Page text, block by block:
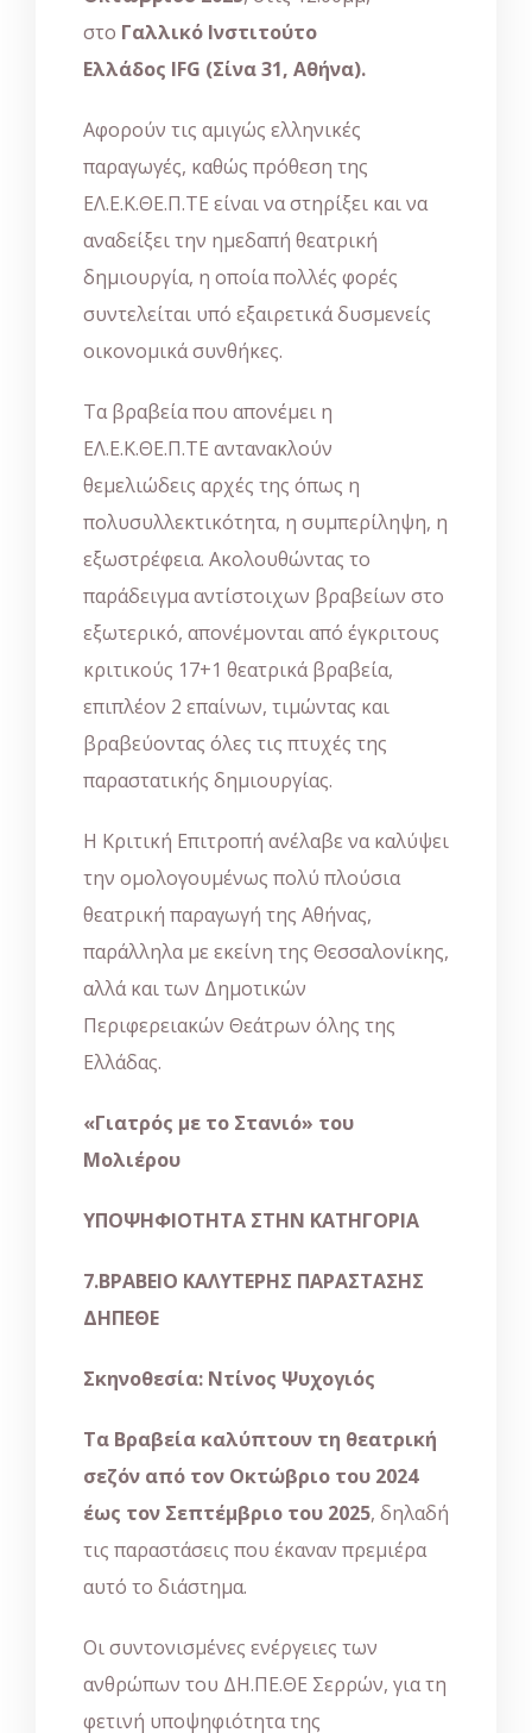
στο Γαλλικό Ινστιτούτο
Ελλάδος IFG (Σίνα 31, Αθήνα).
Αφορούν τις αμιγώς ελληνικές
παραγωγές, καθώς πρόθεση της
ΕΛ.Ε.Κ.ΘΕ.Π.ΤΕ είναι να στηρίξει και να
αναδείξει την ημεδαπή θεατρική
δημιουργία, η οποία πολλές φορές
συντελείται υπό εξαιρετικά δυσμενείς
οικονομικά συνθήκες.
Τα βραβεία που απονέμει η
ΕΛ.Ε.Κ.ΘΕ.Π.ΤΕ αντανακλούν
θεμελιώδεις αρχές της όπως η
πολυσυλλεκτικότητα, η συμπερίληψη, η
εξωστρέφεια. Ακολουθώντας το
παράδειγμα αντίστοιχων βραβείων στο
εξωτερικό, απονέμονται από έγκριτους
κριτικούς 17+1 θεατρικά βραβεία,
επιπλέον 2 επαίνων, τιμώντας και
βραβεύοντας όλες τις πτυχές της
παραστατικής δημιουργίας.
Η Κριτική Επιτροπή ανέλαβε να καλύψει
την ομολογουμένως πολύ πλούσια
θεατρική παραγωγή της Αθήνας,
παράλληλα με εκείνη της Θεσσαλονίκης,
αλλά και των Δημοτικών
Περιφερειακών Θεάτρων όλης της
Ελλάδας.
«Γιατρός με το Στανιό» του
Μολιέρου
ΥΠΟΨΗΦΙΟΤΗΤΑ ΣΤΗΝ ΚΑΤΗΓΟΡΙΑ
7.ΒΡΑΒΕΙΟ ΚΑΛΥΤΕΡΗΣ ΠΑΡΑΣΤΑΣΗΣ
ΔΗΠΕΘΕ
Σκηνοθεσία: Ντίνος Ψυχογιός
Τα Βραβεία καλύπτουν τη θεατρική
σεζόν από τον Οκτώβριο του 2024
έως τον Σεπτέμβριο του 2025, δηλαδή
τις παραστάσεις που έκαναν πρεμιέρα
αυτό το διάστημα.
Οι συντονισμένες ενέργειες των
ανθρώπων του ΔΗ.ΠΕ.ΘΕ Σερρών, για τη
φετινή υποψηφιότητα της